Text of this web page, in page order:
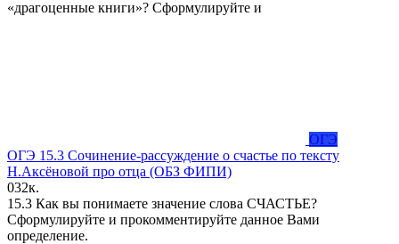
«драгоценные книги»? Сформулируйте и
ОГЭ
ОГЭ 15.3 Сочинение-рассуждение о счастье по тексту
Н.Аксёновой про отца (ОБЗ ФИПИ)
032к.
15.3 Как вы понимаете значение слова СЧАСТЬЕ?
Сформулируйте и прокомментируйте данное Вами
определение.